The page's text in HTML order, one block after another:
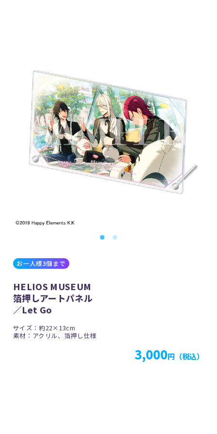
お一人様3個まで
HELIOS MUSEUM
箔押しアートパネル
／Let Go
サイズ：約22×13cm
素材：アクリル、箔押し仕様
3,000円（税込）